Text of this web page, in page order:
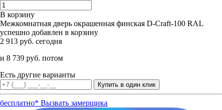
В корзину
Межкомнатная дверь окрашенная финская D-Craft-100 RAL
успешно добавлен в корзину
2 913 руб. сегодня
и 8 739 руб. потом
Есть другие варианты
бесплатно* Вызвать замерщика